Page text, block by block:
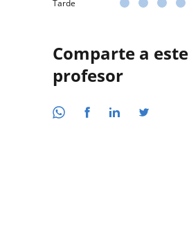
Tarde
Comparte a este
profesor